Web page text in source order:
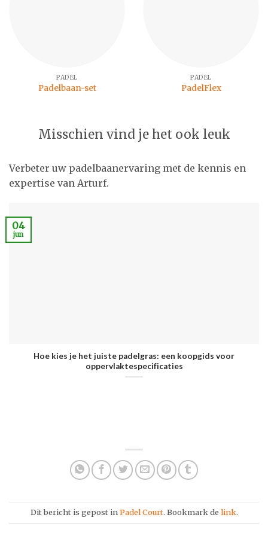
PADEL
Padelbaan-set
PADEL
PadelFlex
Misschien vind je het ook leuk
Verbeter uw padelbaanervaring met de kennis en
expertise van Arturf.
Hoe kies je het juiste padelgras: een koopgids voor
oppervlaktespecificaties
04
jun
Dit bericht is gepost inPadel Court. Bookmark de link.